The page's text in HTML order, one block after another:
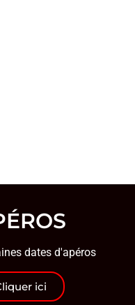
dates d'apéros
ici